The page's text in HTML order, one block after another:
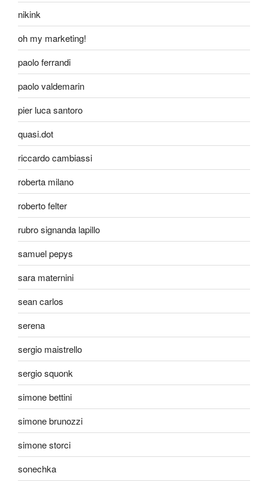
nikink
oh my marketing!
paolo ferrandi
paolo valdemarin
pier luca santoro
quasi.dot
riccardo cambiassi
roberta milano
roberto felter
rubro signanda lapillo
samuel pepys
sara maternini
sean carlos
serena
sergio maistrello
sergio squonk
simone bettini
simone brunozzi
simone storci
sonechka